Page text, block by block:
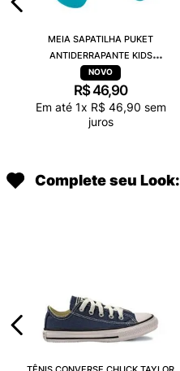
MEIA SAPATILHA PUKET
ANTIDERRAPANTE KIDS
CAPIVARA CHOCOLATE
R$46,90
Em até 1x R$ 46,90 sem
juros
Complete seu Look: